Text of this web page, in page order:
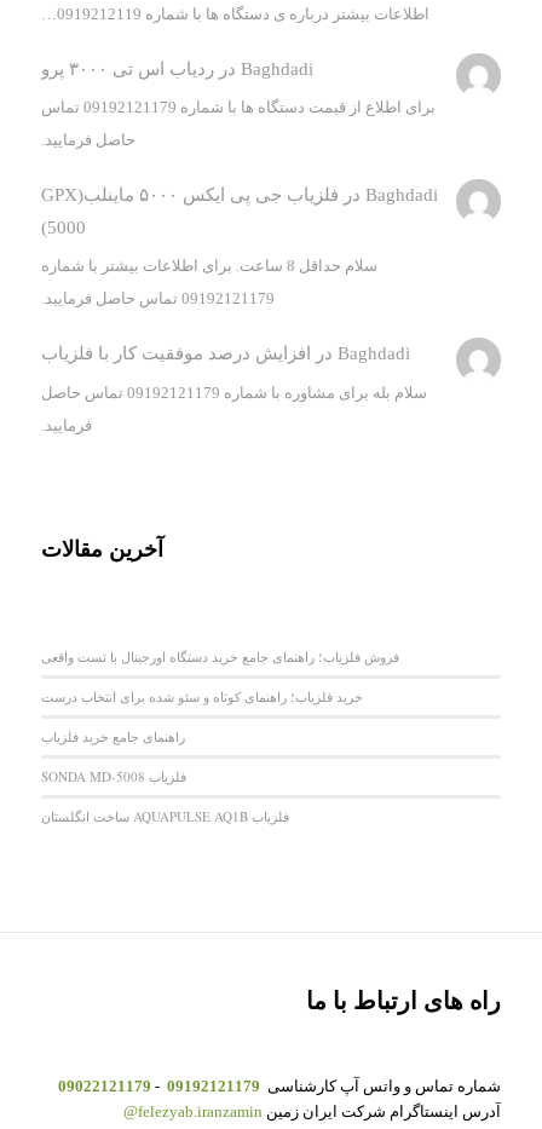
اطلاعات بیشتر درباره ی دستگاه ها با شماره 0919212119…
Baghdadi درردیاب اس تی ۳۰۰۰ پرو
برای اطلاع از قیمت دستگاه ها با شماره 09192121179 تماس
حاصل فرمایید.
Baghdadi در
فلزیاب جی پی ایکس ۵۰۰۰ ماینلب(GPX
5000)
سلام حداقل 8 ساعت. برای اطلاعات بیشتر با شماره
09192121179 تماس حاصل فرمایید.
Baghdadi در افزایش درصد موفقیت کار با فلزیاب
سلام بله برای مشاوره با شماره 09192121179 تماس حاصل
فرمایید.
آخرین مقالات
فروش فلزیاب؛ راهنمای جامع خرید دستگاه اورجینال با تست واقعی
خرید فلزیاب؛ راهنمای کوتاه و سئو شده برای انتخاب درست
راهنمای جامع خرید فلزیاب
فلزیاب SONDA MD-5008
فلزیاب AQUAPULSE AQ1B ساخت انگلستان
راه های ارتباط با ما
شماره تماس و واتس آپ کارشناسی 09192121179
-
09022121179
آدرس اینستاگرام شرکت ایران زمین felezyab.iranzamin@